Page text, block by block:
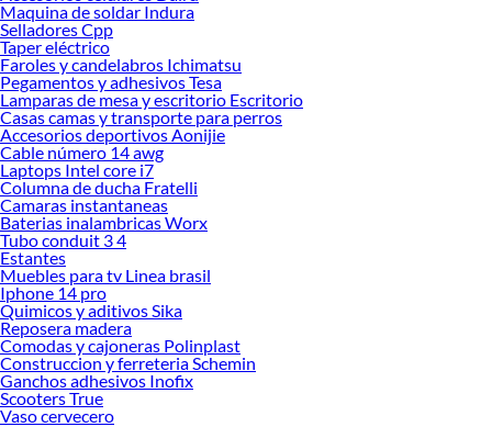
Maquina de soldar Indura
Selladores Cpp
Taper eléctrico
Faroles y candelabros Ichimatsu
Pegamentos y adhesivos Tesa
Lamparas de mesa y escritorio Escritorio
Casas camas y transporte para perros
Accesorios deportivos Aonijie
Cable número 14 awg
Laptops Intel core i7
Columna de ducha Fratelli
Camaras instantaneas
Baterias inalambricas Worx
Tubo conduit 3 4
Estantes
Muebles para tv Linea brasil
Iphone 14 pro
Quimicos y aditivos Sika
Reposera madera
Comodas y cajoneras Polinplast
Construccion y ferreteria Schemin
Ganchos adhesivos Inofix
Scooters True
Vaso cervecero